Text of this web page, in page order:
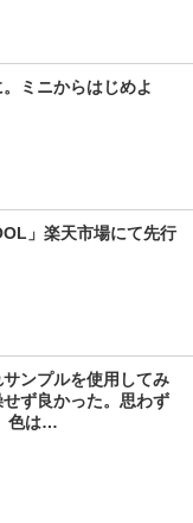
ミニからはじめよ
」楽天市場にて先行
ンプルを使用してみ
ず良かった。思わず
色は…